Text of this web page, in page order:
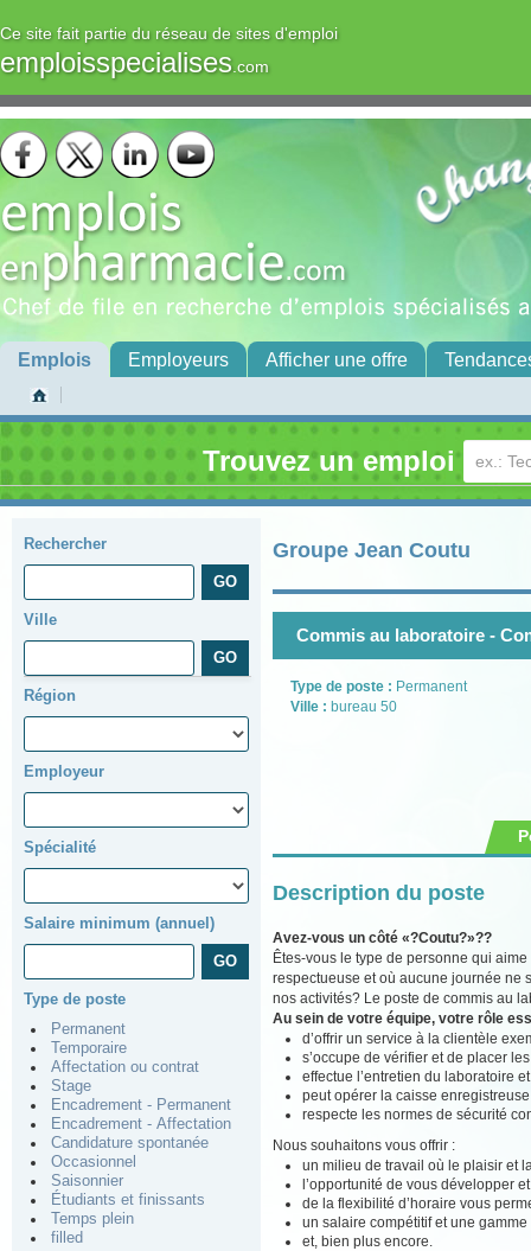
Ce site fait partie du réseau de sites d'emploi
emploisspecialises.com
Emplois Employeurs Afficher une offre
Trouvez un emploi
Rechercher
Ville
Région
Employeur
Spécialité
Salaire minimum (annuel)
Type de poste
Permanent
Temporaire
Affectation ou contrat
Stage
Encadrement - Permanent
Encadrement - Affectation
Candidature spontanée
Occasionnel
Saisonnier
Étudiants et finissants
Temps plein
filled
Groupe Jean Coutu
Commis au laboratoire -
Type de poste : Permanent
Ville : bureau 50
Description du poste
Avez-vous un côté «?Coutu?»??
Êtes-vous le type de personne qui
respectueuse et où aucune journée ne
nos activités? Le poste de commis au
Au sein de votre équipe, votre rôle
d’offrir un service à la clientèle
s’occupe de vérifier et de placer
effectue l’entretien du laboratoire
peut opérer la caisse
respecte les normes de sécurité
Nous souhaitons vous offrir :
un milieu de travail où le plaisir et
l’opportunité de vous développer
de la flexibilité d’horaire vous
un salaire compétitif et une
et, bien plus encore.